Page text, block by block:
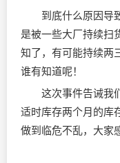
到底什么原因导致
是被一些大厂持续扫
知了，有可能持续两
谁有知道呢！
这次事件告诫我
适时库存两个月的库
做到临危不乱，大家